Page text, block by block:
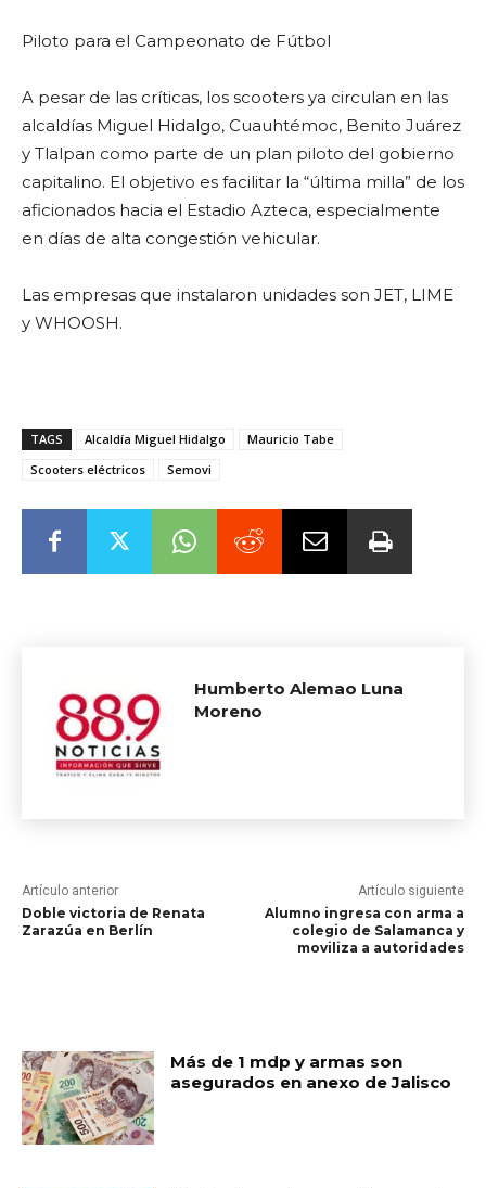
Piloto para el Campeonato de Fútbol
A pesar de las críticas, los scooters ya circulan en las
alcaldías Miguel Hidalgo, Cuauhtémoc, Benito Juárez
y Tlalpan como parte de un plan piloto del gobierno
capitalino. El objetivo es facilitar la “última milla” de los
aficionados hacia el Estadio Azteca, especialmente
en días de alta congestión vehicular.
Las empresas que instalaron unidades son JET, LIME
y WHOOSH.
TAGS Alcaldía Miguel Hidalgo
Mauricio Tabe
Scooters eléctricos
Semovi
Humberto Alemao Luna
Moreno
Artículo anterior
Doble victoria de Renata
Zarazúa en Berlín
Artículo siguiente
Alumno ingresa con arma a
colegio de Salamanca y
moviliza a autoridades
Más de 1 mdp y armas son
asegurados en anexo de Jalisco